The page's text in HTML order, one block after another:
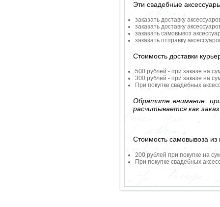
Эти свадебные
заказать доставку
заказать доставку
заказать самовывоз
заказать отправку
Стоимость доставки
500 рублей - при заказе на
300 рублей - при заказе на
При покупке свадебных
Обратите внимание:
расчитывается как
Стоимость самовывоза из
200 рублей при покупке на
При покупке свадебных